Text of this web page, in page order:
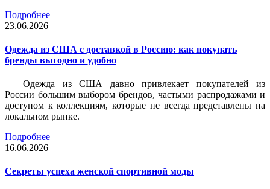
Подробнее
23.06.2026
Одежда из США с доставкой в Россию: как покупать
бренды выгодно и удобно
Одежда из США давно привлекает покупателей из
России большим выбором брендов, частыми распродажами и
доступом к коллекциям, которые не всегда представлены на
локальном рынке.
Подробнее
16.06.2026
Секреты успеха женской спортивной моды